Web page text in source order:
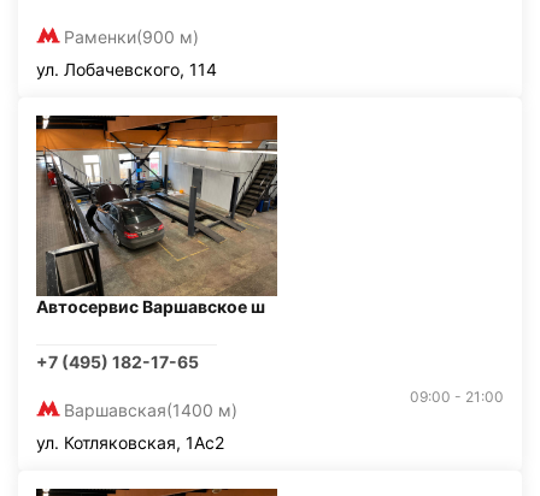
Раменки(900 м)
ул. Лобачевского, 114
Автосервис Варшавское ш
+7 (495) 182-17-65
Варшавская(1400 м)
09:00 - 21:00
ул. Котляковская, 1Ас2